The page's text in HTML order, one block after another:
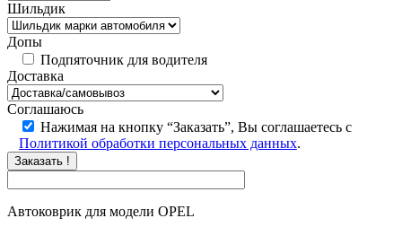
Шильдик
Допы
Подпяточник для водителя
Доставка
Соглашаюсь
Нажимая на кнопку “Заказать”, Вы соглашаетесь с
Политикой обработки персональных данных.
Заказать !
Автоковрик для модели OPEL